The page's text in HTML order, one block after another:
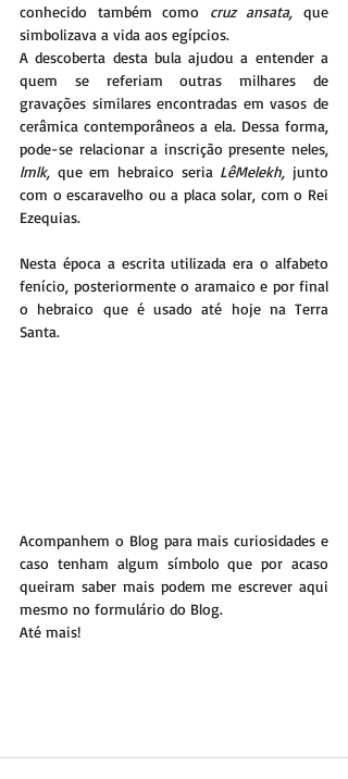
conhecido também como cruz ansata, que
simbolizava a vida aos egípcios.
A descoberta desta bula ajudou a entender a
quem se referiam outras milhares de
gravações similares encontradas em vasos de
cerâmica contemporâneos a ela. Dessa forma,
lmlk, que em hebraico seria LêMelekh, junto
com o escaravelho ou a placa solar, com o Rei
Ezequias.
Nesta época a escrita utilizada era o alfabeto
fenício, posteriormente o aramaico e por final
o hebraico que é usado até hoje na Terra
Santa.
Acompanhem o Blog para mais curiosidades e
caso tenham algum símbolo que por acaso
queiram saber mais podem me escrever aqui
mesmo no formulário do Blog.
Até mais!